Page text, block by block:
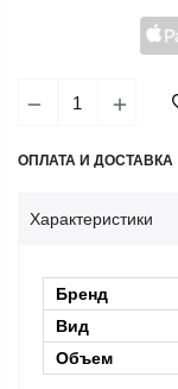
ОПЛАТА И ДОСТАВКА
Характеристики
Бренд
Вид
Объем